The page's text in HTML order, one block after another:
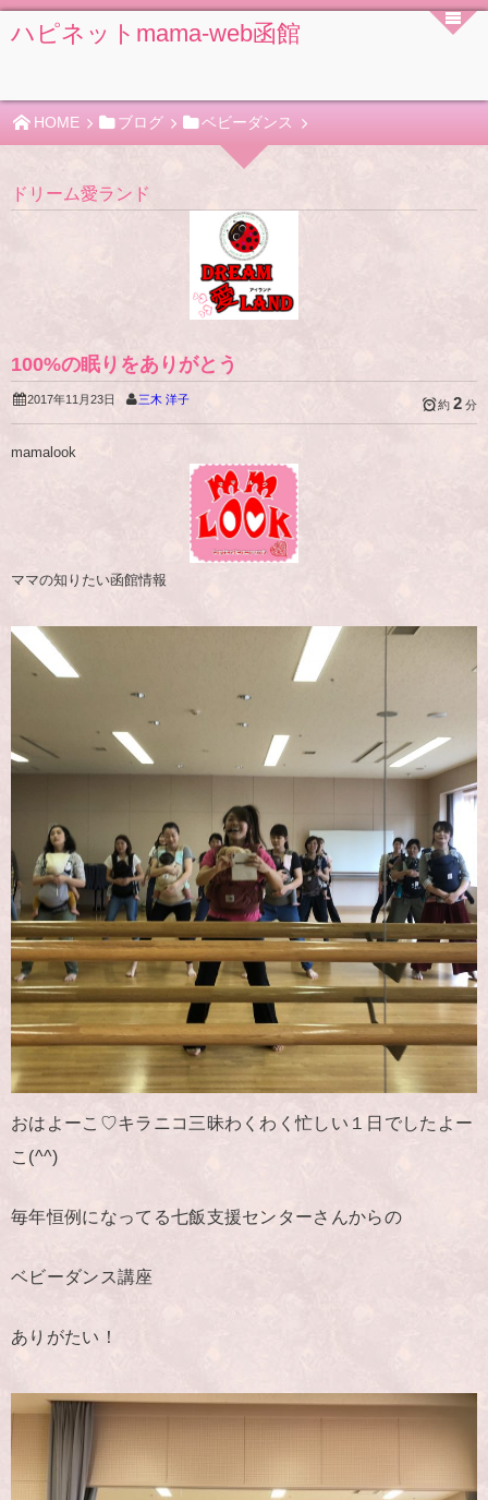
ハピネットmama-web函館
HOME ブログ ベビーダンス
ドリーム愛ランド
100%の眠りをありがとう
2017年11月23日 三木 洋子 約 2 分
mamalook
ママの知りたい函館情報
おはよーこ♡キラニコ三昧わくわく忙しい１日でしたよー
こ(^^)
毎年恒例になってる七飯支援センターさんからの
ベビーダンス講座
ありがたい！